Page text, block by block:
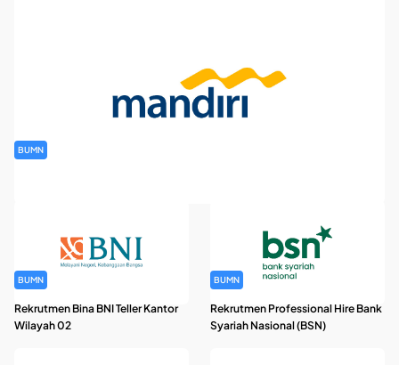
BUMN
BUMN
Rekrutmen Bina BNI Teller Kantor
Wilayah 02
BUMN
Rekrutmen Professional Hire Bank
Syariah Nasional (BSN)